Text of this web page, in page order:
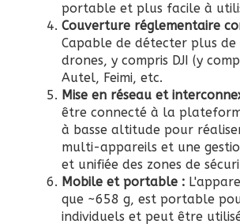
portable et plus facile à
Couverture réglementaire
Capable de détecter plus de
drones, y compris DJI (y
Autel, Feimi, etc.
Mise en réseau et
être connecté à la
à basse altitude pour
multi-appareils et une
et unifiée des zones de
Mobile et portable :
que ~658 g, est portable
individuels et peut être